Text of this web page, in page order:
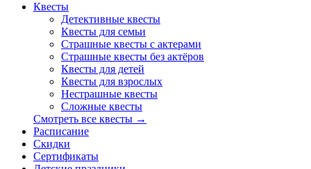
Квесты
Детективные квесты
Квесты для семьи
Страшные квесты с актерами
Страшные квесты без актёров
Квесты для детей
Квесты для взрослых
Нестрашные квесты
Сложные квесты
Смотреть все квесты →
Расписание
Скидки
Сертификаты